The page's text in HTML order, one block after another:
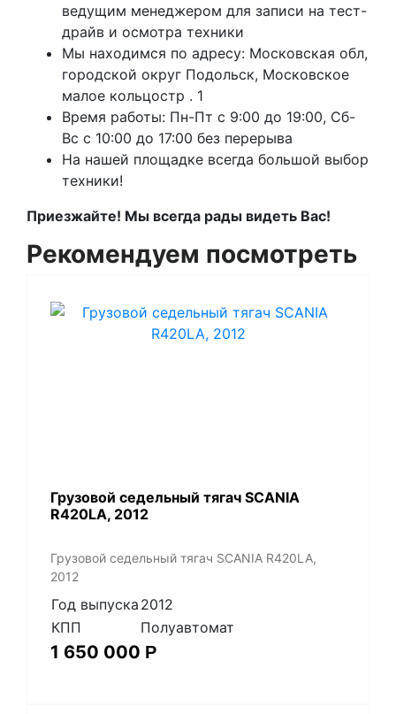
ведущим менеджером для записи на тест-
драйв и осмотра техники
Мы находимся по адресу: Московская обл,
городской округ Подольск, Московское
малое кольцостр . 1
Время работы: Пн-Пт с 9:00 до 19:00, Сб-
Вс с 10:00 до 17:00 без перерыва
На нашей площадке всегда большой выбор
техники!
Приезжайте! Мы всегда рады видеть Вас!
Рекомендуем посмотреть
Грузовой седельный тягач SCANIA
R420LA, 2012
Грузовой седельный тягач SCANIA R420LA,
2012
Год выпуска 2012
КПП
Полуавтомат
1 650 000 Р